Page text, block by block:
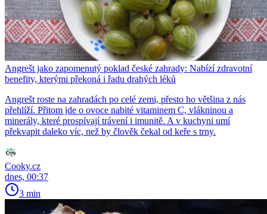
Angrešt jako zapomenutý poklad české zahrady: Nabízí zdravotní
benefity, kterými překoná i řadu drahých léků
Angrešt roste na zahradách po celé zemi, přesto ho většina z nás
přehlíží. Přitom jde o ovoce nabité vitaminem C, vlákninou a
minerály, které prospívají trávení i imunitě. A v kuchyni umí
překvapit daleko víc, než by člověk čekal od keře s trny.
Cooky.cz
dnes, 00:37
3 min